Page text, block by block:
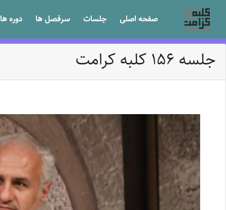
صفحه اصلی جلسات سرفصل ها دوره ها
جلسه 156 کلبه کرامت